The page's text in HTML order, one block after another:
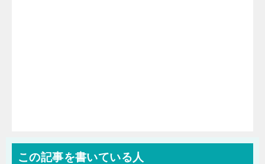
この記事を書いている人